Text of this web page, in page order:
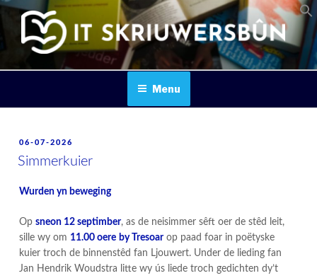
Skip
content
IT SKRIUWERSBOUN
Menu
POSTED
ON
06-07-2026
Simmerkuier
Wurden yn beweging
Op sneon 12 septimber, as de neisimmer sêft oer de stêd leit,
sille wy om 11.00 oere by Tresoarop paad foar in poëtyske
kuier troch de binnenstêd fan Ljouwert. Under de lieding fan
Jan Hendrik Woudstra litte wy ús liede troch gedichten dy’t